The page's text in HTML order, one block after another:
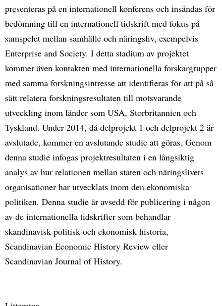
presenteras på en internationell konferens och insändas för
bedömning till en internationell tidskrift med fokus på
samspelet mellan samhälle och näringsliv, exempelvis
Enterprise and Society. I detta stadium av projektet
kommer även kontakten med internationella forskargrupper
med samma forskningsintresse att identifieras för att på så
sätt relatera forskningsresultaten till motsvarande
utveckling inom länder som USA, Storbritannien och
Tyskland. Under 2014, då delprojekt 1 och delprojekt 2 är
avslutade, kommer en avslutande studie att göras. Genom
denna studie infogas projektresultaten i en långsiktig
analys av hur relationen mellan staten och näringslivets
organisationer har utvecklats inom den ekonomiska
politiken. Denna studie är avsedd för publicering i någon
av de internationella tidskrifter som behandlar
skandinavisk politisk och ekonomisk historia,
Scandinavian Economic History Review eller
Scandinavian Journal of History.